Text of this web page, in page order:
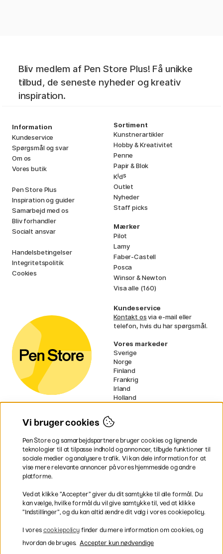
Bliv medlem af Pen Store Plus! Få unikke
tilbud, de seneste nyheder og kreativ
inspiration.
Information
Kundeservice
Spørgsmål og svar
Om os
Vores butik
Pen Store Plus
Inspiration og guider
Samarbejd med os
Bliv forhandler
Socialt ansvar
Handelsbetingelser
Integritetspolitik
Cookies
Sortiment
Kunstnerartikler
Hobby & Kreativitet
Penne
Papir & Blok
Kids
Outlet
Nyheder
Staff picks
Mærker
Pilot
Lamy
Faber-Castell
Posca
Winsor & Newton
Visa alle (160)
Kundeservice
Kontakt osvia e-mail eller
telefon, hvis du har spørgsmål.
Vores markeder
Sverige
Norge
Finland
Frankrig
Irland
Holland
EU
* Specifikkefragtvilkår gælder for
voluminøse varer.
Hurtig levering til hele Danmark
Vi bruger cookies
Pen Store og samarbejdspartnere bruger cookies og lignende
teknologier til at tilpasse indhold og annoncer, tilbyde funktioner til
sociale medier og analysere trafik. Vi kan dele information for at
vise mere relevante annoncer på vores hjemmeside og andre
platforme.
Ved at klikke ”Accepter” giver du dit samtykke til alle formål. Du
kan vælge, hvilke formål du vil give samtykke til, ved at klikke
”Indstillinger”, og du kan altid ændre dit valg i vores cookiepolicy.
I vores cookiepolicyfinder du mere information om cookies, og
hvordan de bruges. Accepter kun nødvendige